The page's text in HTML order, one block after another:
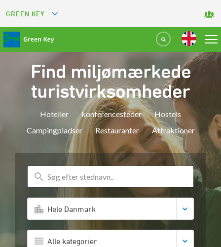
GREEN KEY
GREEN RESTAURANT
GREEN SPORT FACILITY
GREEN TOURISM ORGANIZATION
GREEN CAMPING
Find miljømærkede
turistvirksomheder
Hoteller konferencesteder
Hostels
Campingpladser
Restauranter Attraktioner
Hele Danmark
Alle kategorier